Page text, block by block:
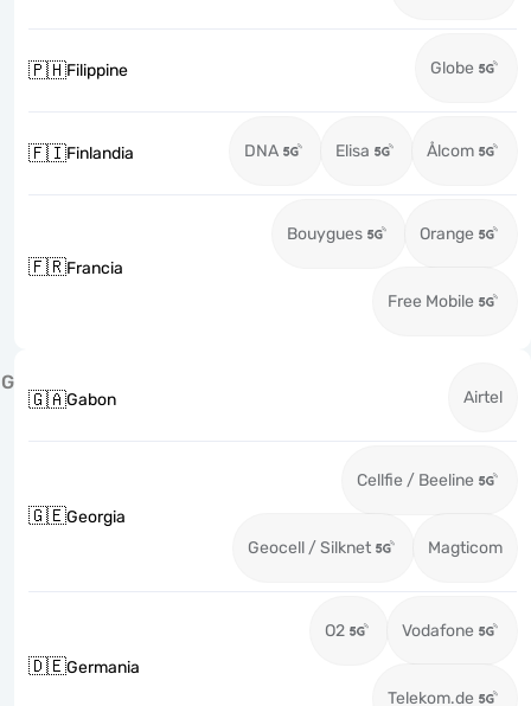
🇵🇭Filippine Globe
🇫🇮Finlandia DNA Elisa Ålcom
🇫🇷Francia
Bouygues Orange
Free Mobile
G
🇬🇦Gabon Airtel
🇬🇪Georgia
Cellfie / Beeline
Geocell / Silknet Magticom
🇩🇪Germania
O2 Vodafone
Telekom.de